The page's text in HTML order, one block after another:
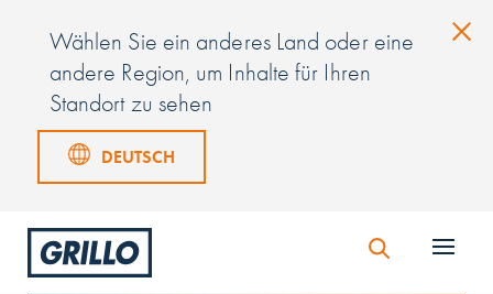
Wählen Sie ein anderes Land oder eine
andere Region, um Inhalte für Ihren
Standort zu sehen
DEUTSCH